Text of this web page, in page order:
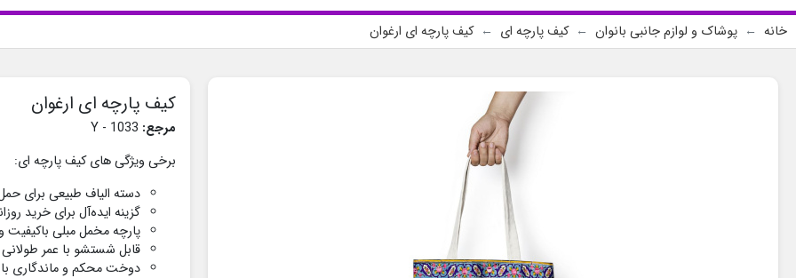
خانه پوشاک و لوازم جانبی بانوان کیف پارچه ای کیف پارچه ای ارغوان
کیف پارچه ای ارغوان
مرجع:
برخی ویژگی های کیف پارچه ای:
دسته‌ الیاف طبیعی برای
گزینه ایده‌آل برای خرید
پارچه مخمل مبلی باکیفیت
قابل شستشو با عمر طولانی
دوخت محکم و ماندگاری